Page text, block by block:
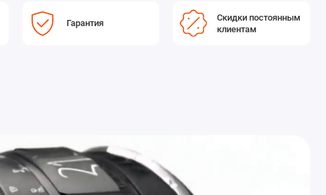
Гарантия
Скидки постоянным
клиентам